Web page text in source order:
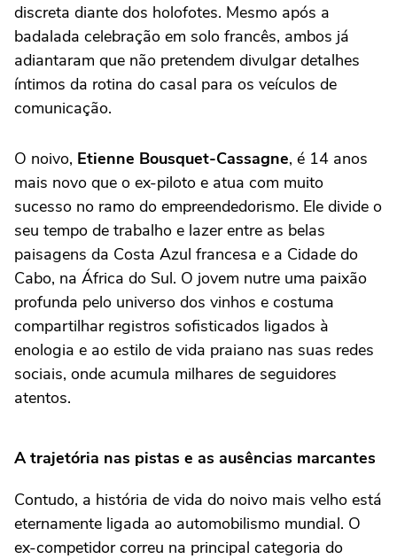
discreta diante dos holofotes. Mesmo após a
badalada celebração em solo francês, ambos já
adiantaram que não pretendem divulgar detalhes
íntimos da rotina do casal para os veículos de
comunicação.
O noivo, Etienne Bousquet-Cassagne, é 14 anos
mais novo que o ex-piloto e atua com muito
sucesso no ramo do empreendedorismo. Ele divide o
seu tempo de trabalho e lazer entre as belas
paisagens da Costa Azul francesa e a Cidade do
Cabo, na África do Sul. O jovem nutre uma paixão
profunda pelo universo dos vinhos e costuma
compartilhar registros sofisticados ligados à
enologia e ao estilo de vida praiano nas suas redes
sociais, onde acumula milhares de seguidores
atentos.
A trajetória nas pistas e as ausências marcantes
Contudo, a história de vida do noivo mais velho está
eternamente ligada ao automobilismo mundial. O
ex-competidor correu na principal categoria do